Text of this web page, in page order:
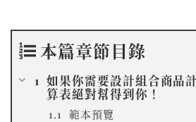
本篇章節目錄
如果你需要設計組合商品
算表絕對幫得到你！
範本預覽